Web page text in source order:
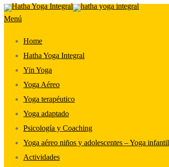
Saltar
al
Menú
Home
Hatha Yoga Integral
Yin Yoga
Yoga Aéreo
Yoga terapéutico
Yoga adaptado
Psicología y Coaching
Yoga aéreo niños y adolescentes – Yoga infantil
Actividades